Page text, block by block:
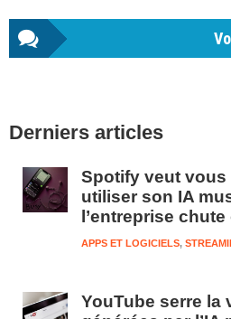
latérale
Derniers articles
Spotify veut vous
utiliser son IA
l’entreprise
APPS ET LOGICIELS,
YouTube serre la